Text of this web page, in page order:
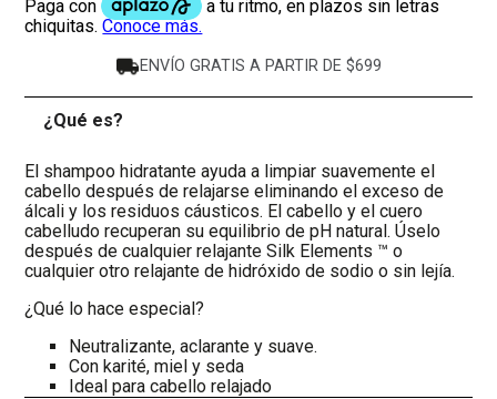
ENVÍO GRATIS A PARTIR DE $699
¿Qué es?
El shampoo hidratante ayuda a limpiar suavemente el
cabello después de relajarse eliminando el exceso de
álcali y los residuos cáusticos. El cabello y el cuero
cabelludo recuperan su equilibrio de pH natural. Úselo
después de cualquier relajante Silk Elements ™ o
cualquier otro relajante de hidróxido de sodio o sin lejía.
¿Qué lo hace especial?
Neutralizante, aclarante y suave.
Con karité, miel y seda
Ideal para cabello relajado